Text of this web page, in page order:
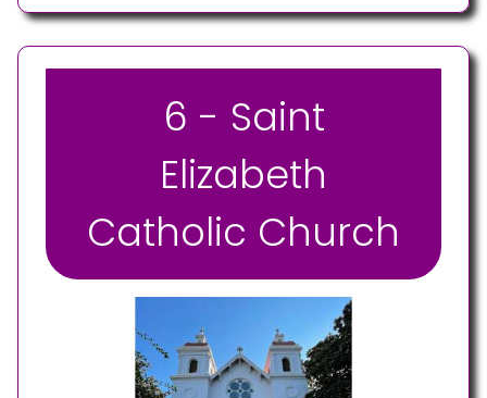
6 - Saint
Elizabeth
Catholic Church